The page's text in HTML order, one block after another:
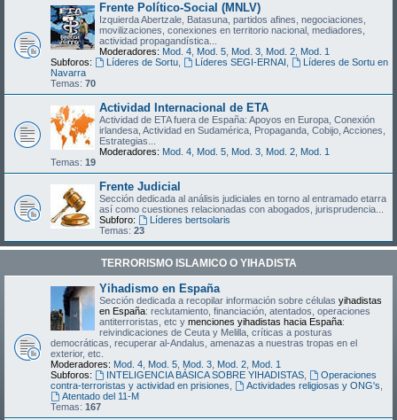
Frente Político-Social (MNLV)
Izquierda Abertzale, Batasuna, partidos afines, negociaciones,
movilizaciones, conexiones en territorio nacional, mediadores,
actividad propagandística...
Moderadores: Mod. 4 Mod. 5 Mod. 3 Mod. 2 Mod. 1
Subforos:
Líderes de Sortu, Líderes SEGI-ERNAI
Líderes de Sortu en
Navarra
Temas: 70
Actividad Internacional de ETA
Actividad de ETA fuera de España: Apoyos en Europa, Conexión
irlandesa, Actividad en Sudamérica, Propaganda, Cobijo, Acciones,
Estrategias...
Moderadores: Mod. 4 Mod. 5 Mod. 3 Mod. 2 Mod. 1
Temas: 19
Frente Judicial
Sección dedicada al análisis judiciales en torno al entramado etarra
así como cuestiones relacionadas con abogados, jurisprudencia...
Subforo:
Líderes bertsolaris
Temas: 23
TERRORISMO ISLAMICO O YIHADISTA
Yihadismo en España
Sección dedicada a recopilar información sobre células yihadistas
en España: reclutamiento, financiación, atentados, operaciones
antiterroristas, etc y menciones yihadistas hacia España:
reivindicaciones de Ceuta y Melilla, críticas a posturas
democráticas, recuperar al-Andalus, amenazas a nuestras tropas en el
exterior, etc.
Moderadores: Mod. 4 Mod. 5 Mod. 3 Mod. 2 Mod. 1
Subforos:
INTELIGENCIA BÁSICA SOBRE YIHADISTAS,
Operaciones
contra-terroristas y actividad en prisiones
Actividades religiosas y ONG's
Atentado del 11-M
Temas: 167